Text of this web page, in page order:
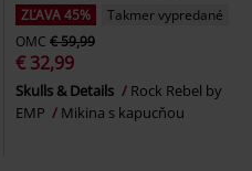
ZĽAVA 45%
Takmer vypredané
OMC € 59,99
€ 32,99
Skulls & Details
Rock Rebel by
EMP
Mikina s kapucňou